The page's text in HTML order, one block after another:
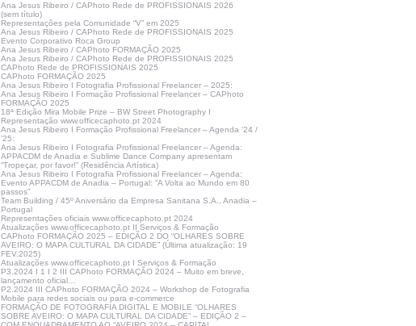
Ana Jesus Ribeiro / CAPhoto Rede de PROFISSIONAIS 2026
(sem título)
Representações pela Comunidade “V” em 2025
Ana Jesus Ribeiro / CAPhoto Rede de PROFISSIONAIS 2025
Evento Corporativo Roca Group
Ana Jesus Ribeiro / CAPhoto FORMAÇÃO 2025
Ana Jesus Ribeiro / CAPhoto Rede de PROFISSIONAIS 2025
CAPhoto Rede de PROFISSIONAIS 2025
CAPhoto FORMAÇÃO 2025
Ana Jesus Ribeiro I Fotografia Profissional Freelancer – 2025:
Ana Jesus Ribeiro I Formação Profissional Freelancer – CAPhoto
FORMAÇÃO 2025
18ª Edição Mira Mobile Prize – BW Street Photography I
Representação www.officecaphoto.pt 2024
Ana Jesus Ribeiro I Formação Profissional Freelancer – Agenda ’24 /
’25:
Ana Jesus Ribeiro I Fotografia Profissional Freelancer – Agenda:
APPACDM de Anadia e Sublime Dance Company apresentam
“Tropeçar, por favor!” (Residência Artística)
Ana Jesus Ribeiro I Fotografia Profissional Freelancer – Agenda:
Evento APPACDM de Anadia – Portugal: “A Volta ao Mundo em 80
passos”
Team Building / 45º Aniversário da Empresa Sanitana S.A., Anadia –
Portugal
Representações oficiais www.officecaphoto.pt 2024
Atualizações www.officecaphoto.pt II Serviços & Formação
CAPhoto FORMAÇÃO 2025 – EDIÇÃO 2 DO “OLHARES SOBRE
AVEIRO: O MAPA CULTURAL DA CIDADE” (Última atualização: 19
FEV.2025)
Atualizações www.officecaphoto.pt I Serviços & Formação
P3.2024 I 1 I 2 III CAPhoto FORMAÇÃO 2024 – Muito em breve,
lançamento oficial…
P2.2024 III CAPhoto FORMAÇÃO 2024 – Workshop de Fotografia
Mobile para redes sociais ou para e-commerce
FORMAÇÃO DE FOTOGRAFIA DIGITAL E MOBILE “OLHARES
SOBRE AVEIRO: O MAPA CULTURAL DA CIDADE” – EDIÇÃO 2 –